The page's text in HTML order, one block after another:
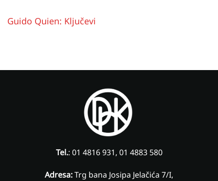
Guido Quien: Ključevi
Tel.: 01 4816 931, 01 4883 580
Adresa:Trg bana Josipa Jelačića 7/I,